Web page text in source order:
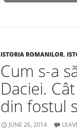
o
k
ISTORIA ROMANILOR,
Cum s-a
Daciei.
din fostul
JUNE 26, 2014